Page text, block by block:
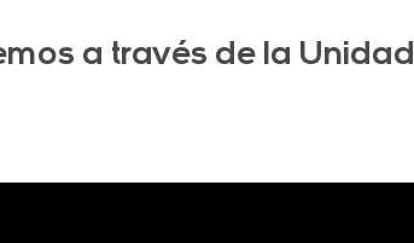
a través de la Unidad